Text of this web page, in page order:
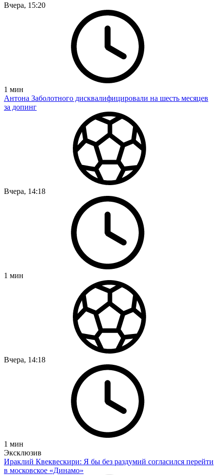
Вчера, 15:20
1 мин
Антона Заболотного дисквалифицировали на шесть месяцев
за допинг
Вчера, 14:18
1 мин
Вчера, 14:18
1 мин
Эксклюзив
Ираклий Квеквескири: Я бы без раздумий согласился перейти
в московское «Динамо»